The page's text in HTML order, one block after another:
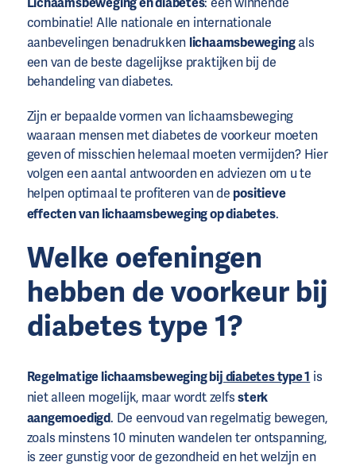
combinatie! Alle nationale en internationale
aanbevelingen benadrukken lichaamsbewegingals
een van de beste dagelijkse praktijken bij de
behandeling van diabetes.
Zijn er bepaalde vormen van lichaamsbeweging
waaraan mensen met diabetes de voorkeur moeten
geven of misschien helemaal moeten vermijden? Hier
volgen een aantal antwoorden en adviezen om u te
helpen optimaal te profiteren van de positieve
effecten van lichaamsbeweging op diabetes.
Welke oefeningen
hebben de voorkeur bij
diabetes type 1?
Regelmatige lichaamsbeweging bijdiabetes type 1 is
niet alleen mogelijk, maar wordt zelfssterk
aangemoedigd. De eenvoud van regelmatig bewegen,
zoals minstens 10 minuten wandelen ter ontspanning,
is zeer gunstig voor de gezondheid en het welzijn en